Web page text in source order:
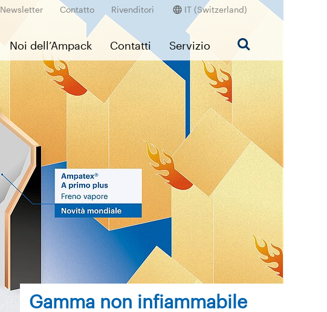
Newsletter Contatto Rivenditori IT (Switzerland)
Noi dell’Ampack Contatti Servizio
Gamma non infiammabile